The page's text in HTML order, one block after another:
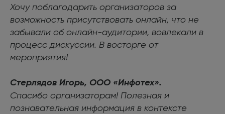
Хочу поблагодарить организаторов за
возможность присутствовать онлайн, что не
забывали об онлайн-аудитории, вовлекали в
процесс дискуссии. В восторге от
мероприятия!
Стерлядов Игорь, ООО «Инфотех».
Спасибо организаторам! Полезная и
познавательная информация в контексте